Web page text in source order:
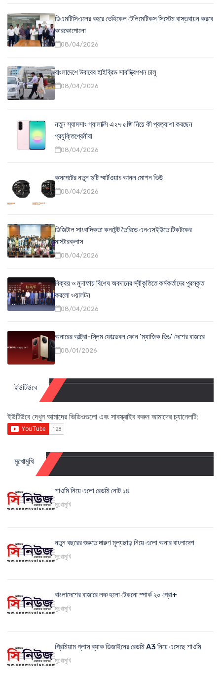
ডিএমটিসিএলের বহরে ভেহিকেল টেলিমেটিকস সিস্টেম বাস্তবায়ন করবে
কারকোপোলো
08/04/2026
বাংলাদেশে উবারের হাইব্রিড সাবস্ক্রিপশন চালু
08/04/2026
নতুন স্যামসাং গ্যালাক্সি এ২৭ ৫জি নিয়ে কী প্রত্যাশা করছেন
প্রযুক্তিপ্রেমীরা
08/04/2026
কসপেটের নতুন দুটি স্মার্টওয়াচ আনল মোশন ভিউ
08/04/2026
ডিজিটাল সাংবাদিকতা কনটেন্ট তৈরিতে এনএসইউতে টিকটকের
মাস্টারক্লাস
08/04/2026
বিক্রয় ও মুনাফায় বিশেষ অবদানের স্বীকৃতিতে কর্মকর্তাদের পুরস্কৃত
করলো ওয়ালটন
08/04/2026
অনারের আল্ট্রা-স্লিম ফোল্ডেবল ফোন ‘ম্যাজিক ভি৬’ দেশের বাজারে
08/01/2026
ইউটিউবে
ইউটিউবে দেখুন আমাদের ভিডিওগুলো এবং সাবস্ক্রাইব করুন আমাদের চ্যানেলটি:
মুখোমুখি
শাওমি নিয়ে এলো রেডমি নোট ১৪
মুখোমুখি
নতুন বছরের শুরুতে দারুণ মূল্যছাড় নিয়ে এলো অনার বাংলাদেশ
মুখোমুখি
বাংলাদেশের বাজারে লঞ্চ হলো টেকনো স্পার্ক ২০ প্রো+
মুখোমুখি
প্রিমিয়াম গ্লাস ব্যাক ডিজাইনের রেডমি A3 নিয়ে এসেছে শাওমি
মুখোমুখি